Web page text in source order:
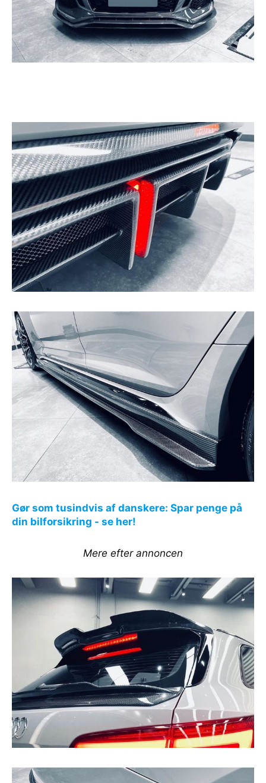
Gør som tusindvis af danskere: Spar penge på
din bilforsikring - se her!
Mere efter annoncen